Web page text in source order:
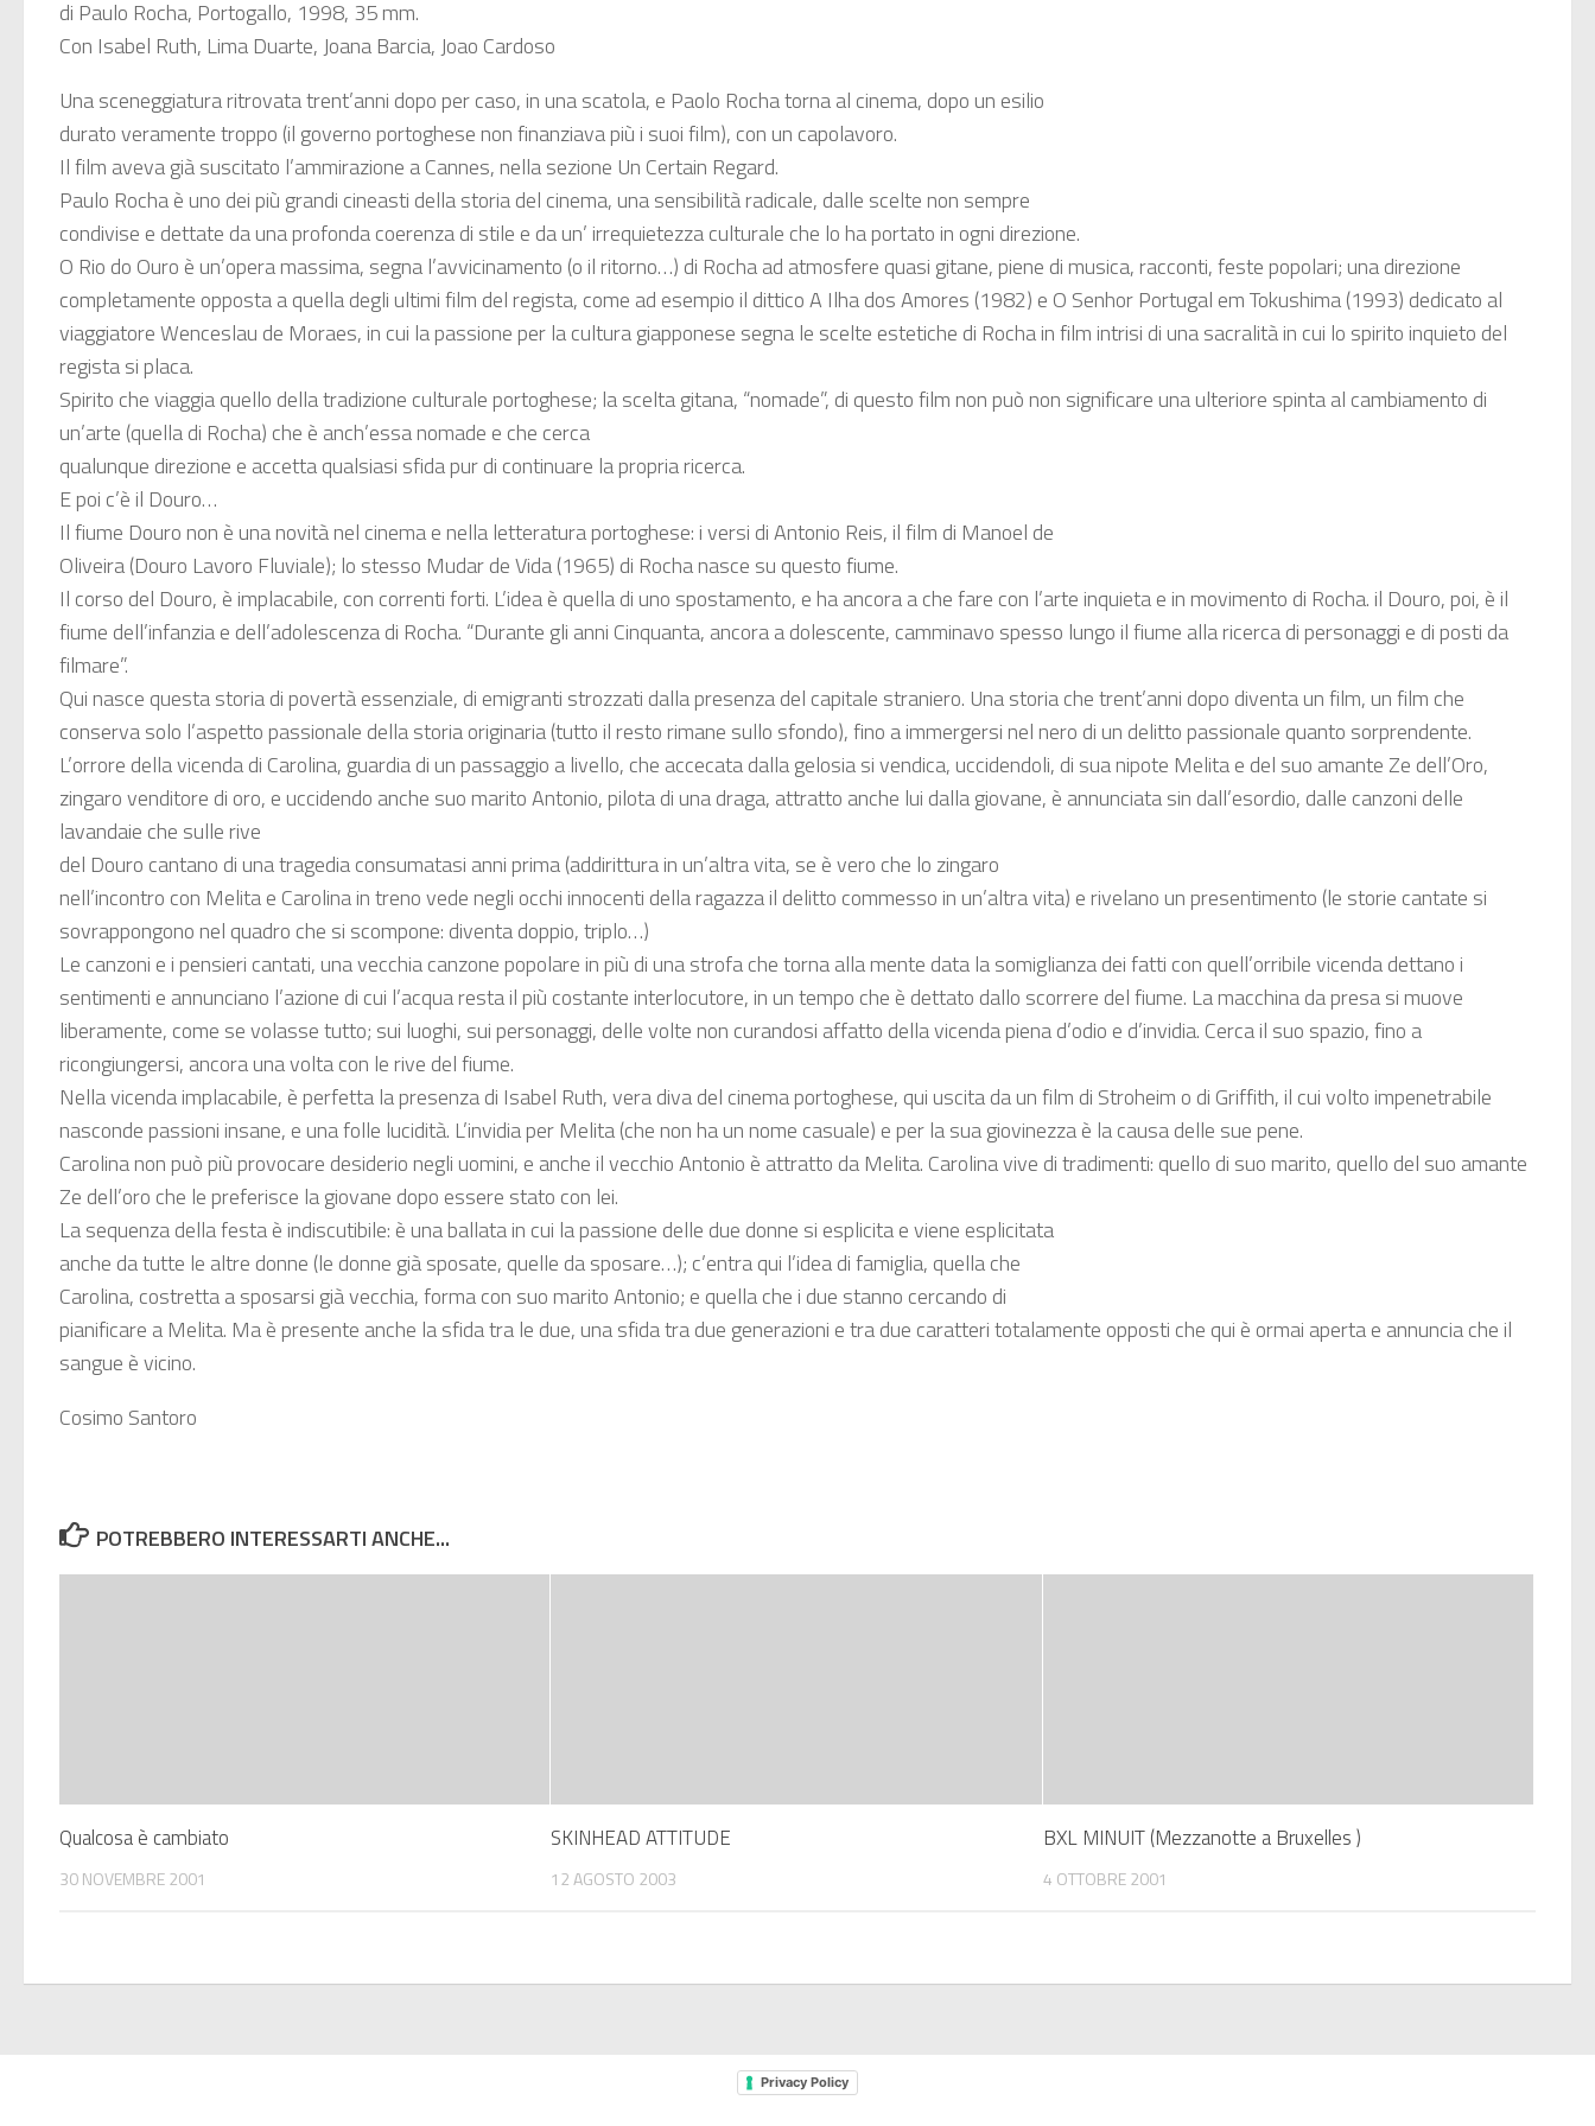
di Paulo Rocha, Portogallo, 1998, 35 mm.
Con Isabel Ruth, Lima Duarte, Joana Barcia, Joao Cardoso
Una sceneggiatura ritrovata trent’anni dopo per caso, in una scatola, e Paolo Rocha torna al cinema, dopo un esilio
durato veramente troppo (il governo portoghese non finanziava più i suoi film), con un capolavoro.
Il film aveva già suscitato l’ammirazione a Cannes, nella sezione Un Certain Regard.
Paulo Rocha è uno dei più grandi cineasti della storia del cinema, una sensibilità radicale, dalle scelte non sempre
condivise e dettate da una profonda coerenza di stile e da un’ irrequietezza culturale che lo ha portato in ogni direzione.
O Rio do Ouro è un’opera massima, segna l’avvicinamento (o il ritorno…) di Rocha ad atmosfere quasi gitane, piene di musica, racconti, feste popolari; una direzione
completamente opposta a quella degli ultimi film del regista, come ad esempio il dittico A Ilha dos Amores (1982) e O Senhor Portugal em Tokushima (1993) dedicato al
viaggiatore Wenceslau de Moraes, in cui la passione per la cultura giapponese segna le scelte estetiche di Rocha in film intrisi di una sacralità in cui lo spirito inquieto del
regista si placa.
Spirito che viaggia quello della tradizione culturale portoghese; la scelta gitana, “nomade”, di questo film non può non significare una ulteriore spinta al cambiamento di
un’arte (quella di Rocha) che è anch’essa nomade e che cerca
qualunque direzione e accetta qualsiasi sfida pur di continuare la propria ricerca.
E poi c’è il Douro…
Il fiume Douro non è una novità nel cinema e nella letteratura portoghese: i versi di Antonio Reis, il film di Manoel de
Oliveira (Douro Lavoro Fluviale); lo stesso Mudar de Vida (1965) di Rocha nasce su questo fiume.
Il corso del Douro, è implacabile, con correnti forti. L’idea è quella di uno spostamento, e ha ancora a che fare con l’arte inquieta e in movimento di Rocha. il Douro, poi, è il
fiume dell’infanzia e dell’adolescenza di Rocha. “Durante gli anni Cinquanta, ancora a dolescente, camminavo spesso lungo il fiume alla ricerca di personaggi e di posti da
filmare”.
Qui nasce questa storia di povertà essenziale, di emigranti strozzati dalla presenza del capitale straniero. Una storia che trent’anni dopo diventa un film, un film che
conserva solo l’aspetto passionale della storia originaria (tutto il resto rimane sullo sfondo), fino a immergersi nel nero di un delitto passionale quanto sorprendente.
L’orrore della vicenda di Carolina, guardia di un passaggio a livello, che accecata dalla gelosia si vendica, uccidendoli, di sua nipote Melita e del suo amante Ze dell’Oro,
zingaro venditore di oro, e uccidendo anche suo marito Antonio, pilota di una draga, attratto anche lui dalla giovane, è annunciata sin dall’esordio, dalle canzoni delle
lavandaie che sulle rive
del Douro cantano di una tragedia consumatasi anni prima (addirittura in un’altra vita, se è vero che lo zingaro
nell’incontro con Melita e Carolina in treno vede negli occhi innocenti della ragazza il delitto commesso in un’altra vita) e rivelano un presentimento (le storie cantate si
sovrappongono nel quadro che si scompone: diventa doppio, triplo…)
Le canzoni e i pensieri cantati, una vecchia canzone popolare in più di una strofa che torna alla mente data la somiglianza dei fatti con quell’orribile vicenda dettano i
sentimenti e annunciano l’azione di cui l’acqua resta il più costante interlocutore, in un tempo che è dettato dallo scorrere del fiume. La macchina da presa si muove
liberamente, come se volasse tutto; sui luoghi, sui personaggi, delle volte non curandosi affatto della vicenda piena d’odio e d’invidia. Cerca il suo spazio, fino a
ricongiungersi, ancora una volta con le rive del fiume.
Nella vicenda implacabile, è perfetta la presenza di Isabel Ruth, vera diva del cinema portoghese, qui uscita da un film di Stroheim o di Griffith, il cui volto impenetrabile
nasconde passioni insane, e una folle lucidità. L’invidia per Melita (che non ha un nome casuale) e per la sua giovinezza è la causa delle sue pene.
Carolina non può più provocare desiderio negli uomini, e anche il vecchio Antonio è attratto da Melita. Carolina vive di tradimenti: quello di suo marito, quello del suo amante
Ze dell’oro che le preferisce la giovane dopo essere stato con lei.
La sequenza della festa è indiscutibile: è una ballata in cui la passione delle due donne si esplicita e viene esplicitata
anche da tutte le altre donne (le donne già sposate, quelle da sposare…); c’entra qui l’idea di famiglia, quella che
Carolina, costretta a sposarsi già vecchia, forma con suo marito Antonio; e quella che i due stanno cercando di
pianificare a Melita. Ma è presente anche la sfida tra le due, una sfida tra due generazioni e tra due caratteri totalamente opposti che qui è ormai aperta e annuncia che il
sangue è vicino.
Cosimo Santoro
POTREBBERO INTERESSARTI ANCHE...
Qualcosa è cambiato
30 NOVEMBRE 2001
SKINHEAD ATTITUDE
12 AGOSTO 2003
BXL MINUIT (Mezzanotte a Bruxelles )
4 OTTOBRE 2001
Privacy Policy